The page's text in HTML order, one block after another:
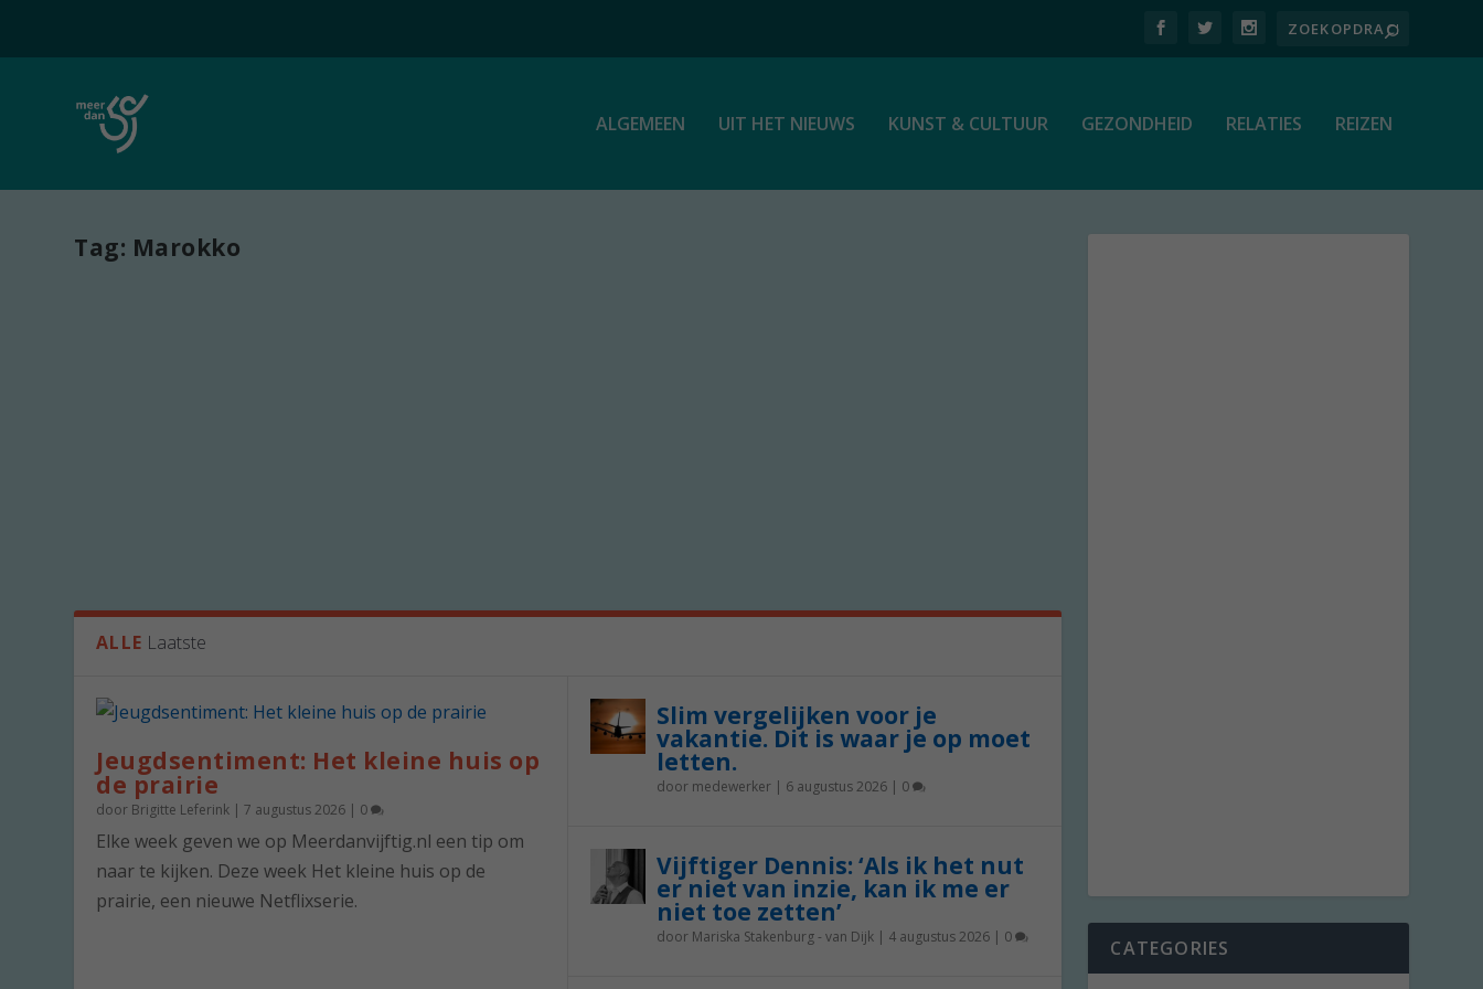
ALGEMEEN UIT HET NIEUWS KUNST & CULTUUR GEZONDHEID RELATIES REIZEN
Tag: Marokko
ALLE Laatste
Jeugdsentiment: Het kleine huis op
de prairie
door Brigitte Leferink |7 augustus 2026 | 0
Elke week geven we op Meerdanvijftig.nl een tip om
naar te kijken. Deze week Het kleine huis op de
prairie, een nieuwe Netflixserie.
Slim vergelijken voor je
vakantie. Dit is waar je op moet
letten.
door medewerker| 6 augustus 2026| 0
Vijftiger Dennis: ‘Als ik het nut
er niet van inzie, kan ik me er
niet toe zetten’
door Mariska Stakenburg - van Dijk| 4 augustus 2026| 0 CATEGORIES